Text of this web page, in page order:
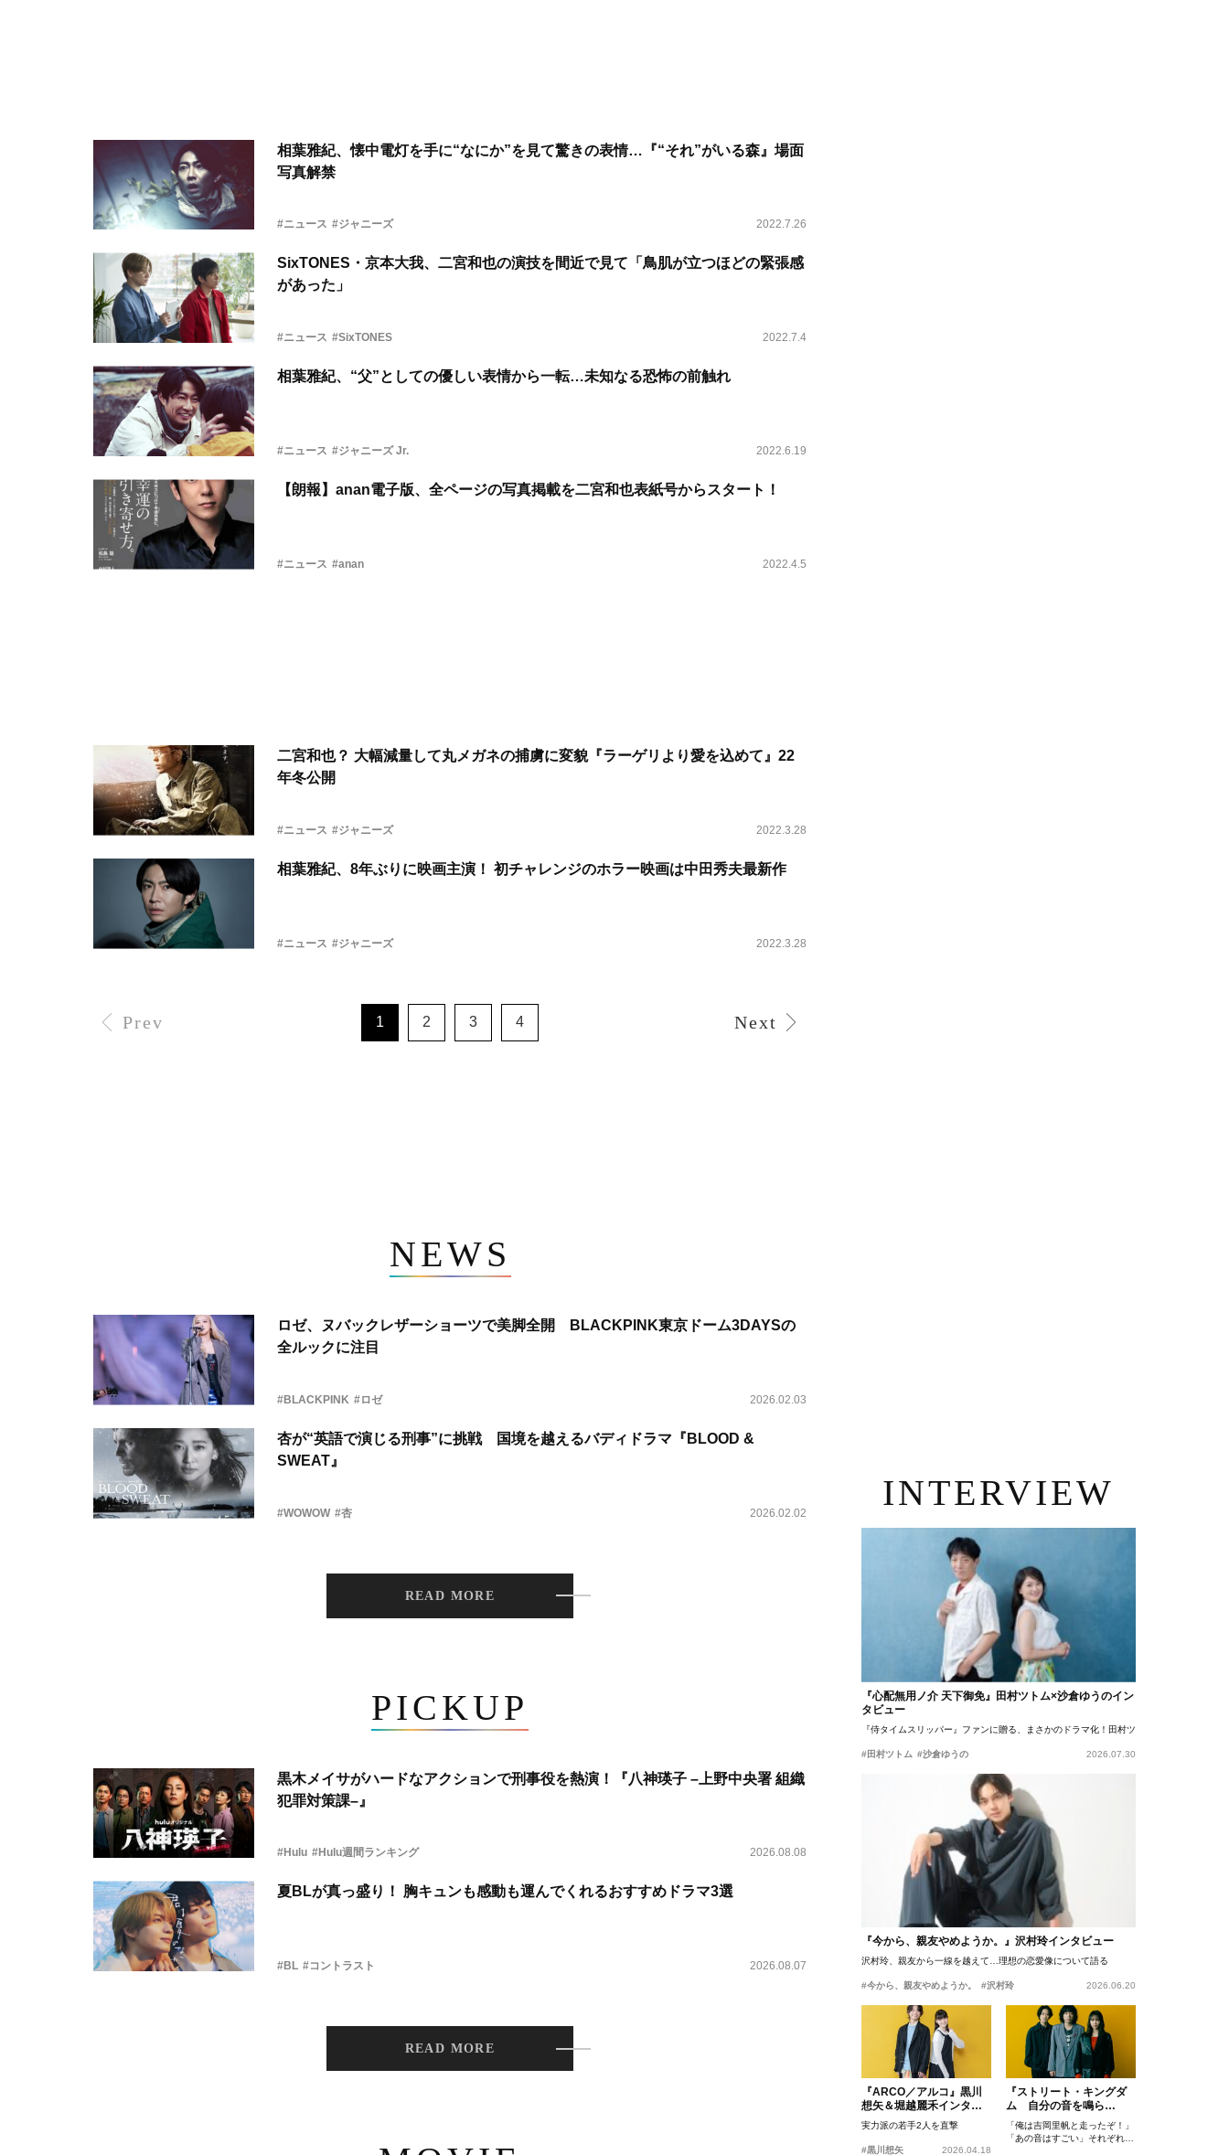
相葉雅紀、懐中電灯を手に“なにか”を見て驚きの表情…『“それ”がいる森』場面
写真解禁
#ニュース #ジャニーズ 2022.7.26
SixTONES・京本大我、二宮和也の演技を間近で見て「鳥肌が立つほどの緊張感
があった」
#ニュース #SixTONES 2022.7.4
相葉雅紀、“父”としての優しい表情から一転…未知なる恐怖の前触れ
#ニュース #ジャニーズ Jr. 2022.6.19
【朗報】anan電子版、全ページの写真掲載を二宮和也表紙号からスタート！
#ニュース #anan 2022.4.5
二宮和也？ 大幅減量して丸メガネの捕虜に変貌『ラーゲリより愛を込めて』22
年冬公開
#ニュース #ジャニーズ 2022.3.28
相葉雅紀、8年ぶりに映画主演！ 初チャレンジのホラー映画は中田秀夫最新作
#ニュース #ジャニーズ 2022.3.28
Prev 1 2 3 4 Next
NEWS
ロゼ、ヌバックレザーショーツで美脚全開 BLACKPINK東京ドーム3DAYSの
全ルックに注目
#BLACKPINK #ロゼ 2026.02.03
杏が“英語で演じる刑事”に挑戦 国境を越えるバディドラマ『BLOOD &
SWEAT』
#WOWOW #杏 2026.02.02
READ MORE
PICKUP
黒木メイサがハードなアクションで刑事役を熱演！『八神瑛子 –上野中央署 組織
犯罪対策課–』
#Hulu #Hulu週間ランキング 2026.08.08
夏BLが真っ盛り！ 胸キュンも感動も運んでくれるおすすめドラマ3選
#BL #コントラスト 2026.08.07
READ MORE
INTERVIEW
『心配無用ノ介 天下御免』田村ツトム×沙倉ゆうのイン
タビュー
『侍タイムスリッパー』ファンに贈る、まさかのドラマ化！田村ツトム×沙倉ゆうのが語
#田村ツトム #沙倉ゆうの 2026.07.30
『今から、親友やめようか。』沢村玲インタビュー
沢村玲、親友から一線を越えて…理想の恋愛像について語る
#今から、親友やめようか。 #沢村玲 2026.06.20
『ARCO／アルコ』黒川
想矢＆堀越麗禾インタビ
ュー
実力派の若手2人を直撃
#黒川想矢 2026.04.18
『ストリート・キングダ
ム 自分の音を鳴ら
せ。』峯田和伸、若葉竜
也、吉岡里帆インタビュ
ー
「俺は吉岡里帆と走ったぞ！」
「あの音はすごい」それぞれの